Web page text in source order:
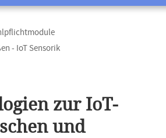
- IoT Sensorik
zur IoT-
und